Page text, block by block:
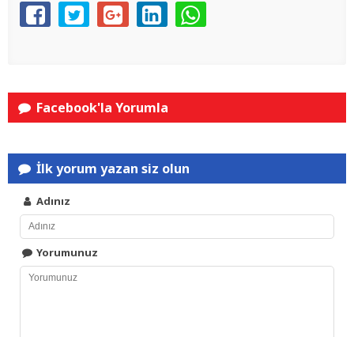
Facebook'la Yorumla
İlk yorum yazan siz olun
Adınız
Yorumunuz